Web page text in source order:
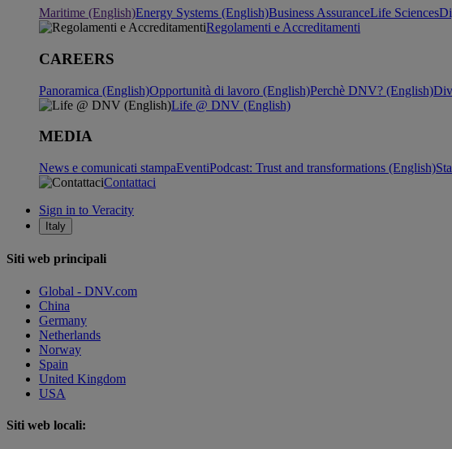
Maritime (English)Energy Systems (English)Business AssuranceLife Sciences
Regolamenti e Accreditamenti
CAREERS
Panoramica (English)Opportunità di lavoro (English)Perchè DNV? (English)
Life @ DNV (English)
MEDIA
News e comunicati stampaEventiPodcast: Trust and transformations (English)
Contattaci
Sign in to Veracity
Italy
Siti web principali
Global - DNV.com
China
Germany
Netherlands
Norway
Spain
United Kingdom
USA
Siti web locali: